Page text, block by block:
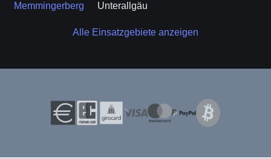
Memmingerberg
Unterallgäu
Alle Einsatzgebiete anzeigen